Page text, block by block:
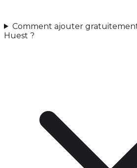
Comment ajouter
Huest ?